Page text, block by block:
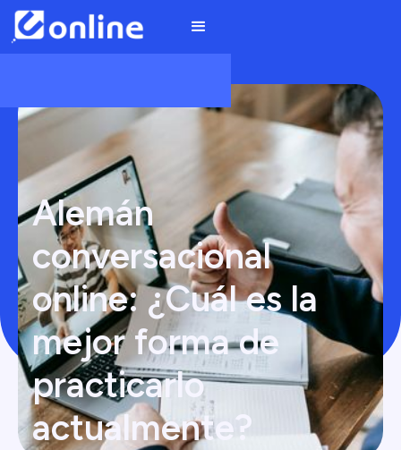
Alemán
conversacional
online: ¿Cuál es la
mejor forma de
practicarlo
actualmente?